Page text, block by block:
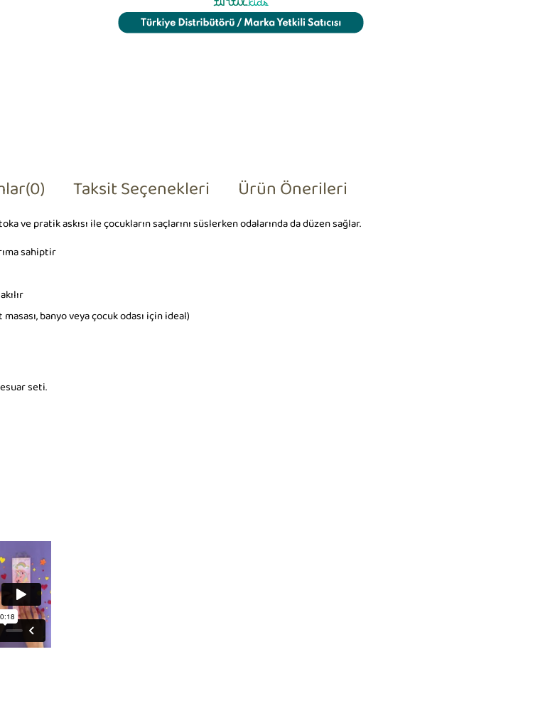
(0) Taksit Seçenekleri Ürün Önerileri
ve pratik askısı ile çocukların saçlarını süslerken odalarında da düzen sağlar.
sahiptir
banyo veya çocuk odası için ideal)
seti.